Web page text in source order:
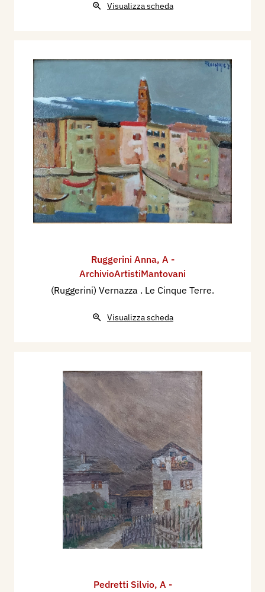
Visualizza scheda
Ruggerini Anna, A -
ArchivioArtistiMantovani
(Ruggerini) Vernazza . Le Cinque Terre.
Visualizza scheda
Pedretti Silvio, A -